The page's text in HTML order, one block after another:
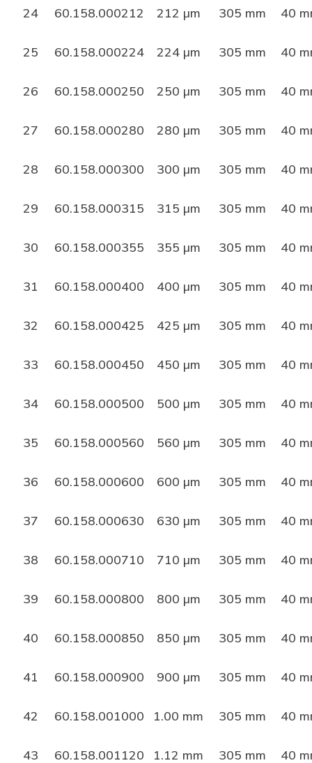
24 60.158.000212 212 µm 305 mm 40
25 60.158.000224 224 µm 305 mm 40
26 60.158.000250 250 µm 305 mm 40
27 60.158.000280 280 µm 305 mm 40
28 60.158.000300 300 µm 305 mm 40
29 60.158.000315 315 µm 305 mm 40
30 60.158.000355 355 µm 305 mm 40
31 60.158.000400 400 µm 305 mm 40
32 60.158.000425 425 µm 305 mm 40
33 60.158.000450 450 µm 305 mm 40
34 60.158.000500 500 µm 305 mm 40
35 60.158.000560 560 µm 305 mm 40
36 60.158.000600 600 µm 305 mm 40
37 60.158.000630 630 µm 305 mm 40
38 60.158.000710 710 µm 305 mm 40
39 60.158.000800 800 µm 305 mm 40
40 60.158.000850 850 µm 305 mm 40
41 60.158.000900 900 µm 305 mm 40
42 60.158.001000 1.00 mm 305 mm 40
43 60.158.001120 1.12 mm 305 mm 40